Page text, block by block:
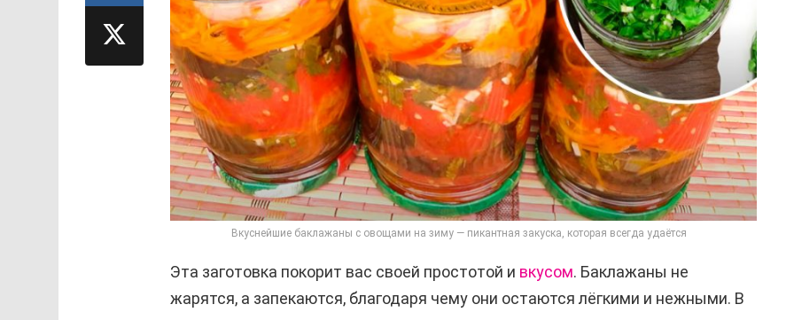
Вкуснейшие баклажаны с овощами на зиму — пикантная закуска, которая всегда удаётся
Эта заготовка покорит вас своей простотой и вкусом. Баклажаны не
жарятся, а запекаются, благодаря чему они остаются лёгкими и нежными. В